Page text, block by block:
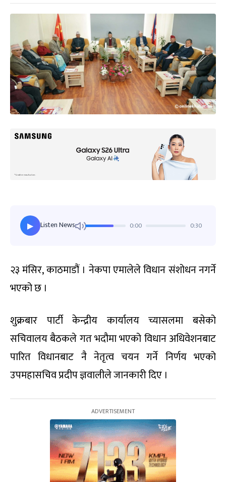
▶ Listen News 0:00 0:30
२३ मंसिर, काठमाडौं । नेकपा एमालेले विधान संशोधन नगर्ने
भएको छ ।
शुक्रबार पार्टी केन्द्रीय कार्यालय च्यासलमा बसेको
सचिवालय बैठकले गत भदौमा भएको विधान अधिवेशनबाट
पारित विधानबाट नै नेतृत्व चयन गर्ने निर्णय भएको
उपमहासचिव प्रदीप ज्ञवालीले जानकारी दिए ।